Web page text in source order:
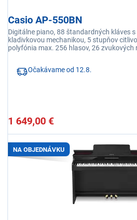
Casio AP-550BN
Digitálne piano, 88 štandardných kláves
kladivkovou mechanikou, 5 stupňov
polyfónia max. 256 hlasov, 26 zvukových
Očakávame od 12.8.
1 649,00 €
NA OBJEDNÁVKU